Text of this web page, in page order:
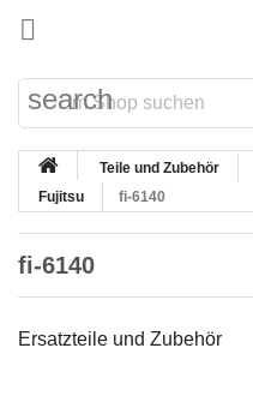

search
Teile und Zubehör
Fujitsu
fi-6140
fi-6140
Ersatzteile und Zubehör